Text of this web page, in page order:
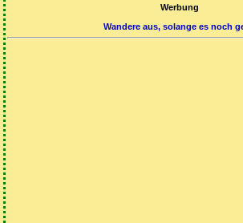
Werbung
Wandere aus, solange es noch